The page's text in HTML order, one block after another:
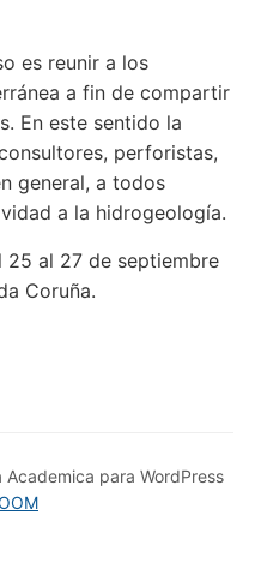
es reunir a los
a fin de compartir
En este sentido la
perforistas,
general, a todos
a la hidrogeología.
25 al 27 de septiembre
Coruña.
para WordPress